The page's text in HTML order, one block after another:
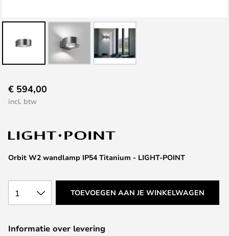
naar
het
van
afbeeldingen-
Orbit W2 wandlamp IP54 Titanium - LIGHT-POINT
€ 594,00
incl. btw
1 TOEVOEGEN AAN JE WINKELWAGEN
Informatie over levering